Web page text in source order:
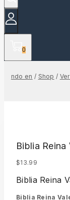
0
ndo en / Shop /
Biblia Reina
$13.99
Biblia Reina
Biblia Reina